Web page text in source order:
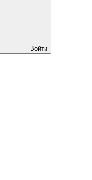
Войти